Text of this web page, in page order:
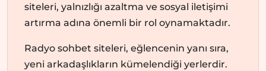
siteleri, yalnızlığı azaltma ve sosyal iletişimi
artırma adına önemli bir rol oynamaktadır.
Radyo sohbet siteleri, eğlencenin yanı sıra,
yeni arkadaşlıkların kümelendiği yerlerdir.